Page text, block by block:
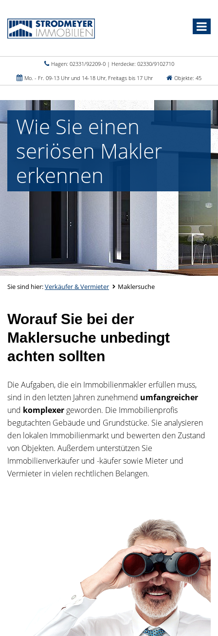
Hagen: 02331/92209-0 | Herdecke: 02330/9102710
Mo. - Fr. 09-13 Uhr und 14-18 Uhr, Freitags bis 17 Uhr
Objekte: 45
Wie Sie einen
seriösen Makler
erkennen
Sie sind hier:Verkäufer & Vermieter Maklersuche
Worauf Sie bei der
Maklersuche unbedingt
achten sollten
Die Aufgaben, die ein Immobilienmakler erfüllen muss,
sind in den letzten Jahren zunehmend umfangreicher
und komplexer geworden. Die Immobilienprofis
begutachten Gebäude und Grundstücke. Sie analysieren
den lokalen Immobilienmarkt und bewerten den Zustand
von Objekten. Außerdem unterstützen Sie
Immobilienverkäufer und -käufer sowie Mieter und
Vermieter in vielen rechtlichen Belangen.